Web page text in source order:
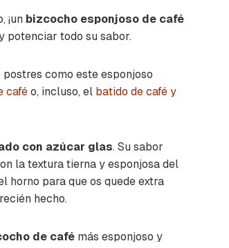
¡un bizcocho esponjoso de café
potenciar todo su sabor.
postres como este esponjoso
caféo, incluso, el batido de café y
con azúcar glas. Su sabor
la textura tierna y esponjosa del
horno para que os quede extra
hecho.
de café más esponjoso y